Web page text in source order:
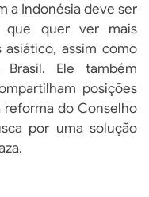
a Indonésia deve ser
que quer ver mais
assim como
Ele também
posições
do Conselho
por uma solução